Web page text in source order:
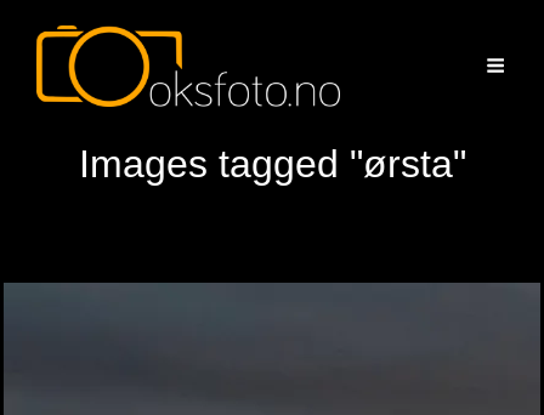
Images tagged "ørsta"